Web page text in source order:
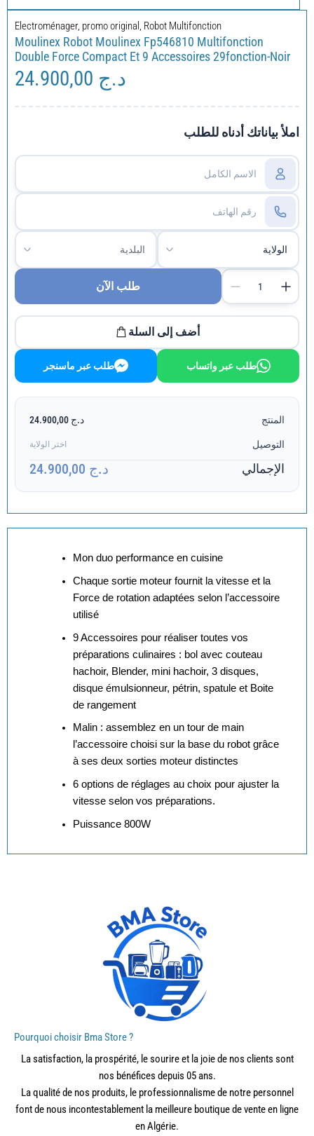
Electroménager, promo original Robot Multifonction
Moulinex Robot Moulinex Fp546810 Multifonction
Double Force Compact Et 9 Accessoires 29fonction-Noir
د.ج
املأ بياناتك أدناه للطلب
طلب الآن
أضف إلى السلة
طلب عبر واتساب طلب عبر ماسنجر
المنتج د.ج 24.900,00
التوصيل اختر الولاية
الإجمالي د.ج 24.900,00
Mon duo performance en cuisine
Chaque sortie moteur fournit la vitesse et la
Force de rotation adaptées selon l’accessoire
utilisé
9 Accessoires pour réaliser toutes vos
préparations culinaires : bol avec couteau
hachoir, Blender, mini hachoir, 3 disques,
disque émulsionneur, pétrin, spatule et Boite
de rangement
Malin : assemblez en un tour de main
l’accessoire choisi sur la base du robot grâce
à ses deux sorties moteur distinctes
6 options de réglages au choix pour ajuster la
vitesse selon vos préparations.
Puissance800W
Pourquoi choisir Bma Store ?
La satisfaction, la prospérité, le sourire et la joie de nos clients sont
nos bénéfices depuis 05 ans.
La qualité de nos produits, le professionnalisme de notre personnel
font de nous incontestablement la meilleure boutique de vente en ligne
en Algérie.